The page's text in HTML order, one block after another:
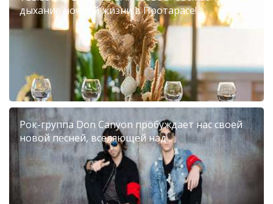
дыхание ночной жизни в Протарасе!
Рок-группа Don Canyon пробуждает нас своей
новой песней, вселяющей над...